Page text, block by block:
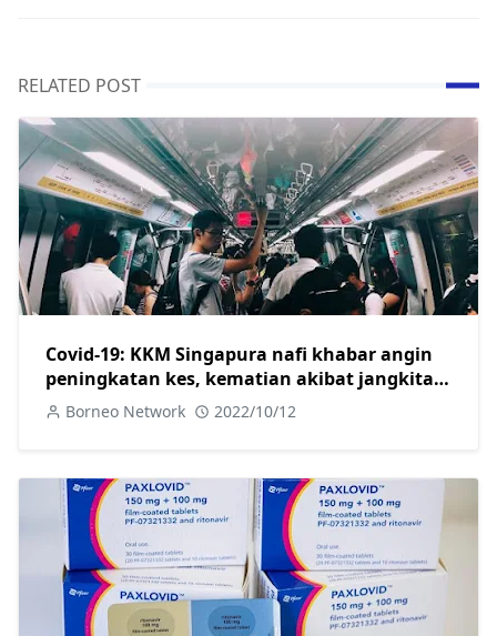
RELATED POST
Covid-19: KKM Singapura nafi khabar angin
peningkatan kes, kematian akibat jangkitan
XBBBorneo Network 2022/10/12